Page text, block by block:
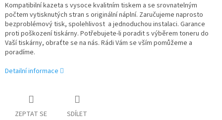
Kompatibilní kazeta s vysoce kvalitním tiskem a se srovnatelným
počtem vytisknutých stran s originální náplní. Zaručujeme naprosto
bezproblémový tisk, spolehlivost a jednoduchou instalaci. Garance
proti poškození tiskárny. Potřebujete-li poradit s výběrem toneru do
Vaší tiskárny, obraťte se na nás. Rádi Vám se vším pomůžeme a
poradíme.
Detailní informace
ZEPTAT SE SDÍLET